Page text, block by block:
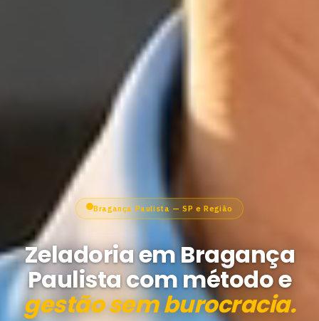
Bragança Paulista — SP e Região
Zeladoria em Bragança
Paulista com método e
gestão sem burocracia.